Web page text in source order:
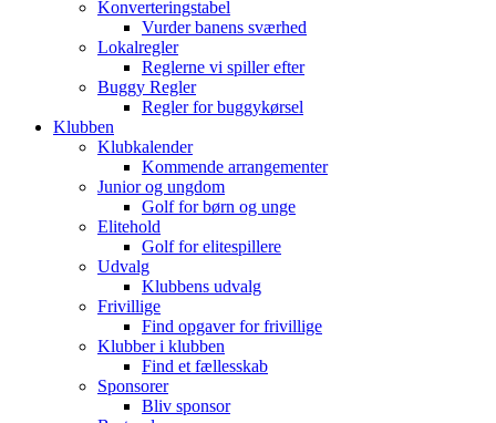
Konverteringstabel
Vurder banens sværhed
Lokalregler
Reglerne vi spiller efter
Buggy Regler
Regler for buggykørsel
Klubben
Klubkalender
Kommende arrangementer
Junior og ungdom
Golf for børn og unge
Elitehold
Golf for elitespillere
Udvalg
Klubbens udvalg
Frivillige
Find opgaver for frivillige
Klubber i klubben
Find et fællesskab
Sponsorer
Bliv sponsor